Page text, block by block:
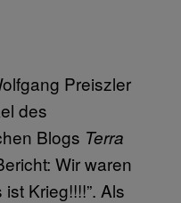
Preiszler
des
Blogs Terra
Wir waren
Krieg!!!!”. Als